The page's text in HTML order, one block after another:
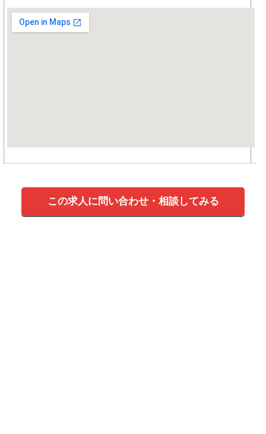
この求人に問い合わせ・相談してみる